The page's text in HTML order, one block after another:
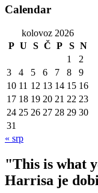
Calendar
kolovoz 2026
P U S Č P S N
1
2
3
4 5 6 7 8
9
10 11 12 13 14 15 16
17 18 19 20 21 22 23
24 25 26 27 28 29 30
31
« srp
"This is what
Harrisa je